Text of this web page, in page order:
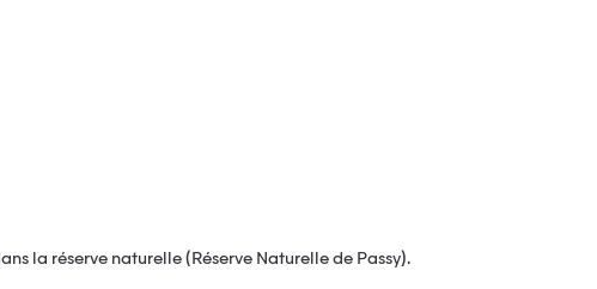
la réserve naturelle (Réserve Naturelle de Passy).